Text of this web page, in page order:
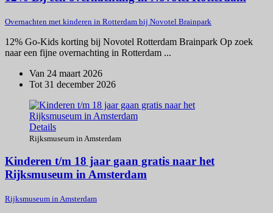
Overnachten met kinderen in Rotterdam bij Novotel Brainpark
12% Go-Kids korting bij Novotel Rotterdam Brainpark Op zoek
naar een fijne overnachting in Rotterdam ...
Van 24 maart 2026
Tot 31 december 2026
Details
Rijksmuseum in Amsterdam
Kinderen t/m 18 jaar gaan gratis naar het
Rijksmuseum in Amsterdam
Rijksmuseum in Amsterdam